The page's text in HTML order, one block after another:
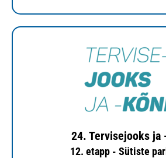
24. Tervisejooks ja
12. etapp - Sütiste